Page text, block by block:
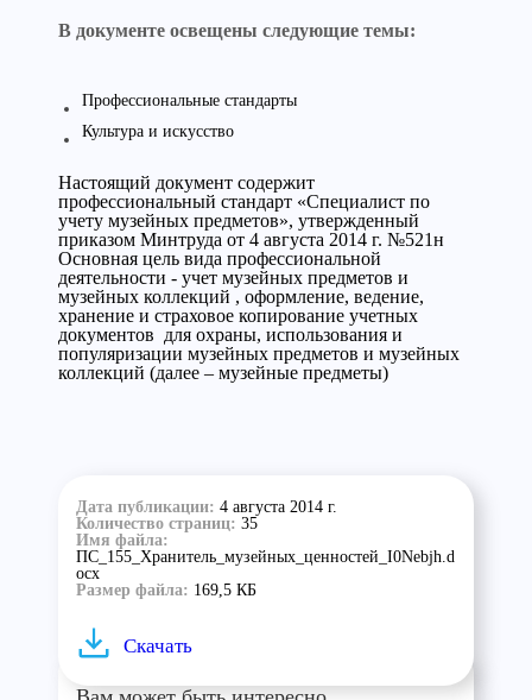
В документе освещены следующие темы:
Профессиональные стандарты
Культура и искусство
Настоящий документ содержит
профессиональный стандарт «Специалист по
учету музейных предметов», утвержденный
приказом Минтруда от 4 августа 2014 г. №521н
Основная цель вида профессиональной
деятельности - учет музейных предметов и
музейных коллекций , оформление, ведение,
хранение и страховое копирование учетных
документов для охраны, использования и
популяризации музейных предметов и музейных
коллекций (далее – музейные предметы)
Дата публикации: 4 августа 2014 г.
Количество страниц: 35
Имя файла:
ПС_155_Хранитель_музейных_ценностей_I0Nebjh.d
ocx
Размер файла: 169,5 КБ
Скачать